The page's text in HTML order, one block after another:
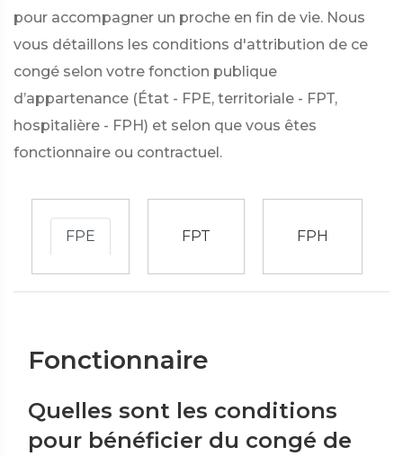
pour accompagner un proche en fin de vie. Nous
vous détaillons les conditions d'attribution de ce
congé selon votre fonction publique
d’appartenance (État - FPE, territoriale - FPT,
hospitalière - FPH) et selon que vous êtes
fonctionnaire ou contractuel.
FPE FPT FPH
Fonctionnaire
Quelles sont les conditions
pour bénéficier du congé de